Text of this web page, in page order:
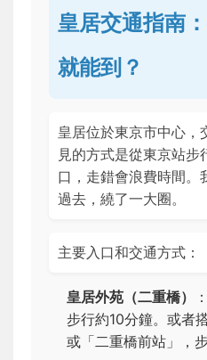
皇居交通指南
就能到？
皇居位於東京市中心，
見的方式是從東京站步
口，走錯會浪費時間。
過去，繞了一大圈。
主要入口和交通方式：
皇居外苑（二重橋）
步行約10分鐘。或者
或「二重橋前站」，